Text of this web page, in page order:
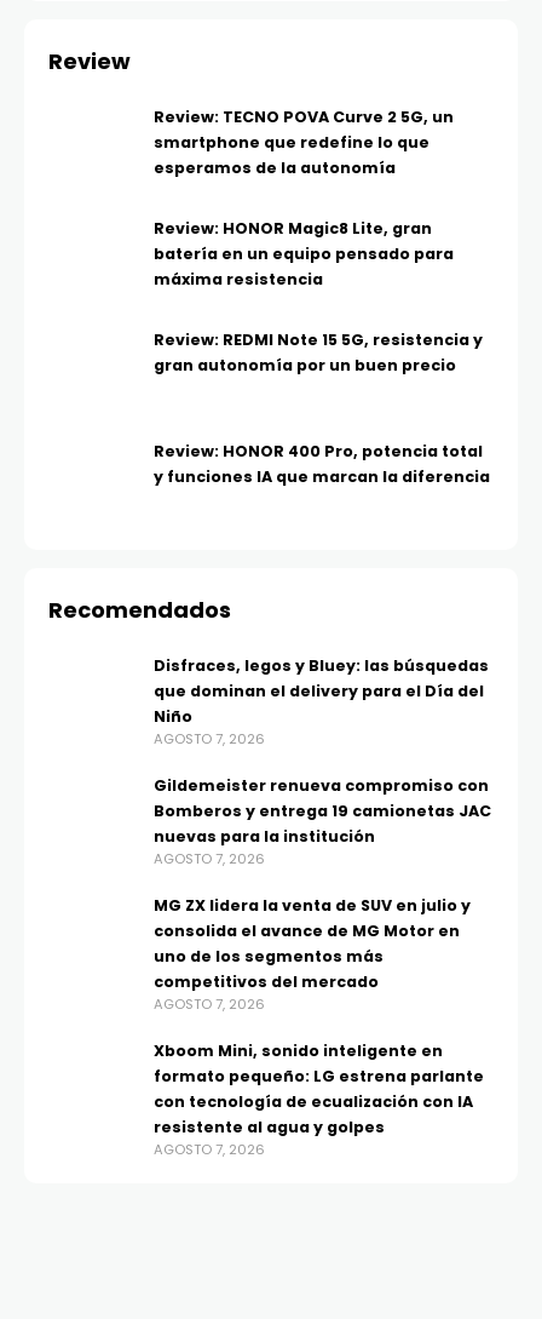
Review
Review: TECNO POVA Curve 2 5G, un
smartphone que redefine lo que
esperamos de la autonomía
Review: HONOR Magic8 Lite, gran
batería en un equipo pensado para
máxima resistencia
Review: REDMI Note 15 5G, resistencia y
gran autonomía por un buen precio
Review: HONOR 400 Pro, potencia total
y funciones IA que marcan la diferencia
Recomendados
Disfraces, legos y Bluey: las búsquedas
que dominan el delivery para el Día del
Niño
AGOSTO 7, 2026
Gildemeister renueva compromiso con
Bomberos y entrega 19 camionetas JAC
nuevas para la institución
AGOSTO 7, 2026
MG ZX lidera la venta de SUV en julio y
consolida el avance de MG Motor en
uno de los segmentos más
competitivos del mercado
AGOSTO 7, 2026
Xboom Mini, sonido inteligente en
formato pequeño: LG estrena parlante
con tecnología de ecualización con IA
resistente al agua y golpes
AGOSTO 7, 2026